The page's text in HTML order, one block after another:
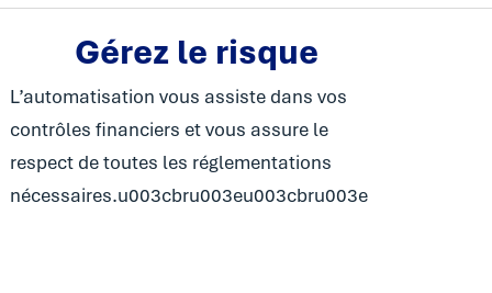
Gérez le risque
L’automatisation vous assiste dans vos
contrôles financiers et vous assure le
respect de toutes les réglementations
nécessaires.u003cbru003eu003cbru003e